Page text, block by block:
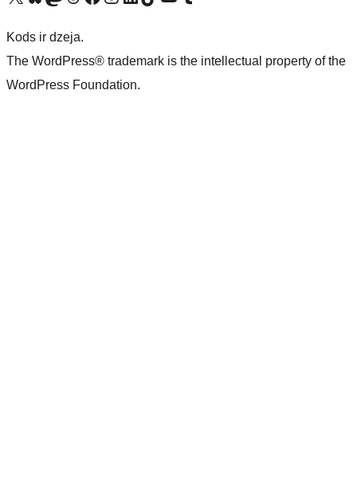
Kods ir dzeja.
The WordPress® trademark is the intellectual property of the
WordPress Foundation.